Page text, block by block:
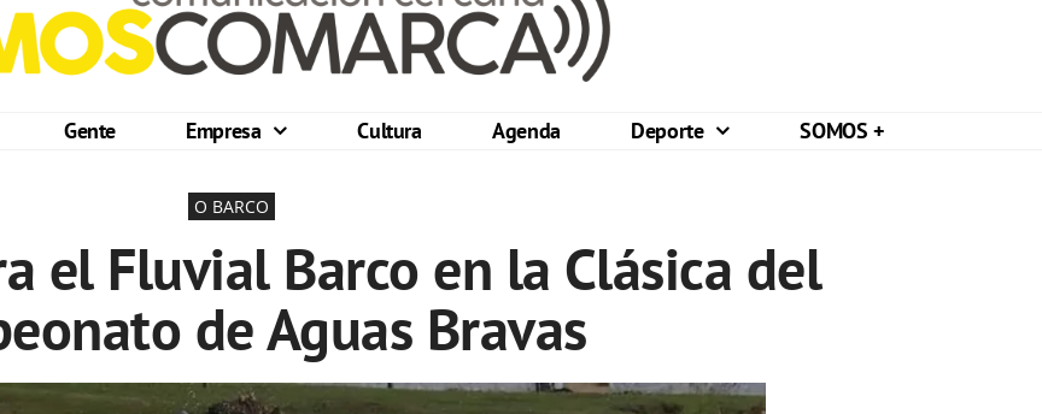
Gente Empresa Cultura Agenda Deporte SOMOS +
O BARCO
el Fluvial Barco en la Clásica del
de Aguas Bravas